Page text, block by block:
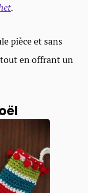
.
pièce et sans
tout en offrant un